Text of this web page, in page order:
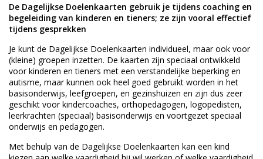
De Dagelijkse Doelenkaarten gebruik je tijdens coaching en
begeleiding van kinderen en tieners; ze zijn vooral effectief
tijdens gesprekken
Je kunt de Dagelijkse Doelenkaarten individueel, maar ook voor
(kleine) groepen inzetten. De kaarten zijn speciaal ontwikkeld
voor kinderen en tieners met een verstandelijke beperking en
autisme, maar kunnen ook heel goed gebruikt worden in het
basisonderwijs, leefgroepen, en gezinshuizen en zijn dus zeer
geschikt voor kindercoaches, orthopedagogen, logopedisten,
leerkrachten (speciaal) basisonderwijs en voortgezet speciaal
onderwijs en pedagogen.
Met behulp van de Dagelijkse Doelenkaarten kan een kind